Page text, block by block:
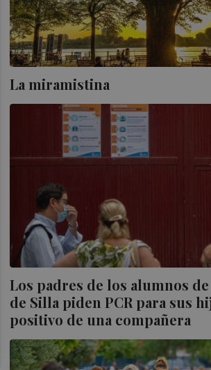
La miramistina
Los padres de los alumnos
de Silla piden PCR para sus
positivo de una compañera